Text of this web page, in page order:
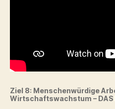
Ziel 8: Menschenwürdige
Wirtschaftswachstum – DAS